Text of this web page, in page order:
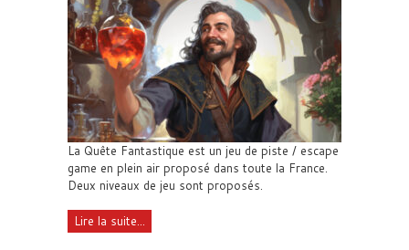
La Quête Fantastique est un jeu de piste / escape
game en plein air proposé dans toute la France.
Deux niveaux de jeu sont proposés.
Lire la suite...